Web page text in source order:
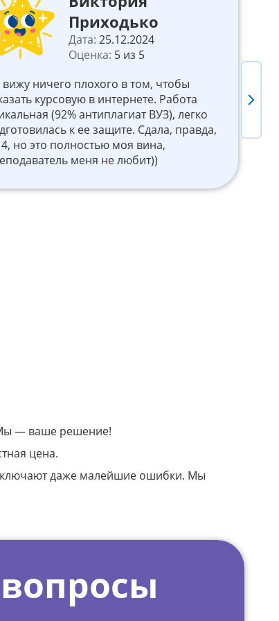
Приходько
Дата: 25.12.2024
Оценка: 5 из 5
ничего плохого в том, чтобы
курсовую в интернете. Работа
(92% антиплагиат ВУЗ), легко
к ее защите. Сдала, правда,
но это полностью моя вина,
меня не любит))
Next
Мы — ваше решение!
цена.
даже малейшие ошибки. Мы